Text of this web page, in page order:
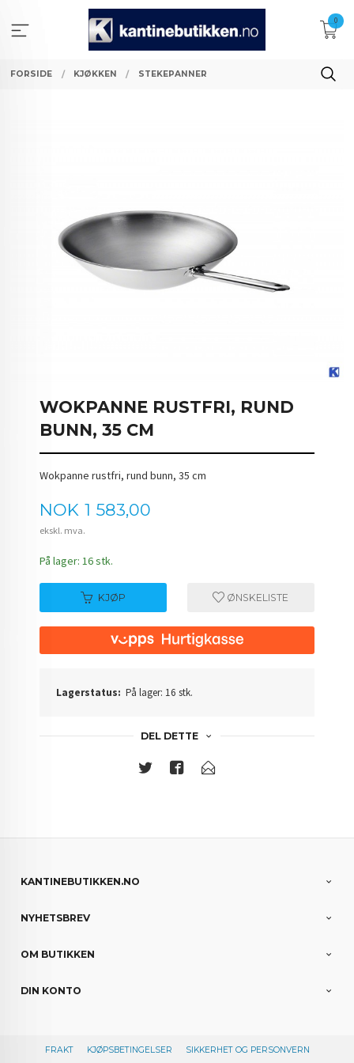
innholdet
0
FORSIDE KJØKKEN STEKEPANNER
WOKPANNE RUSTFRI, RUND
BUNN, 35 CM
Wokpanne rustfri, rund bunn, 35 cm
Pris
NOK 1 583,00
ekskl. mva.
På lager: 16 stk.
KJØP ØNSKELISTE
Lagerstatus: På lager: 16 stk.
DEL DETTE
KANTINEBUTIKKEN.NO
NYHETSBREV
OM BUTIKKEN
DIN KONTO
FRAKT KJØPSBETINGELSER SIKKERHET OG PERSONVERN